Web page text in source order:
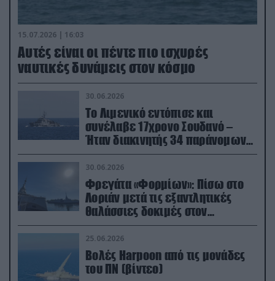
15.07.2026 | 16:03
Aυτές είναι οι πέντε πιο ισχυρές
ναυτικές δυνάμεις στον κόσμο
30.06.2026
Το Λιμενικό εντόπισε και
συνέλαβε 17χρονο Σουδανό –
Ήταν διακινητής 34 παράνομων
μεταναστών
30.06.2026
Φρεγάτα «Φορμίων»: Πίσω στο
Λοριάν μετά τις εξαντλητικές
θαλάσσιες δοκιμές στον
απαιτητικό Βισκαϊκό
25.06.2026
Βολές Harpoon από τις μονάδες
του ΠΝ (βίντεο)